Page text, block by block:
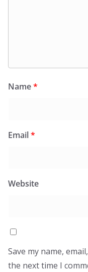
Name*
Email*
Website
Save my name,
the next time I